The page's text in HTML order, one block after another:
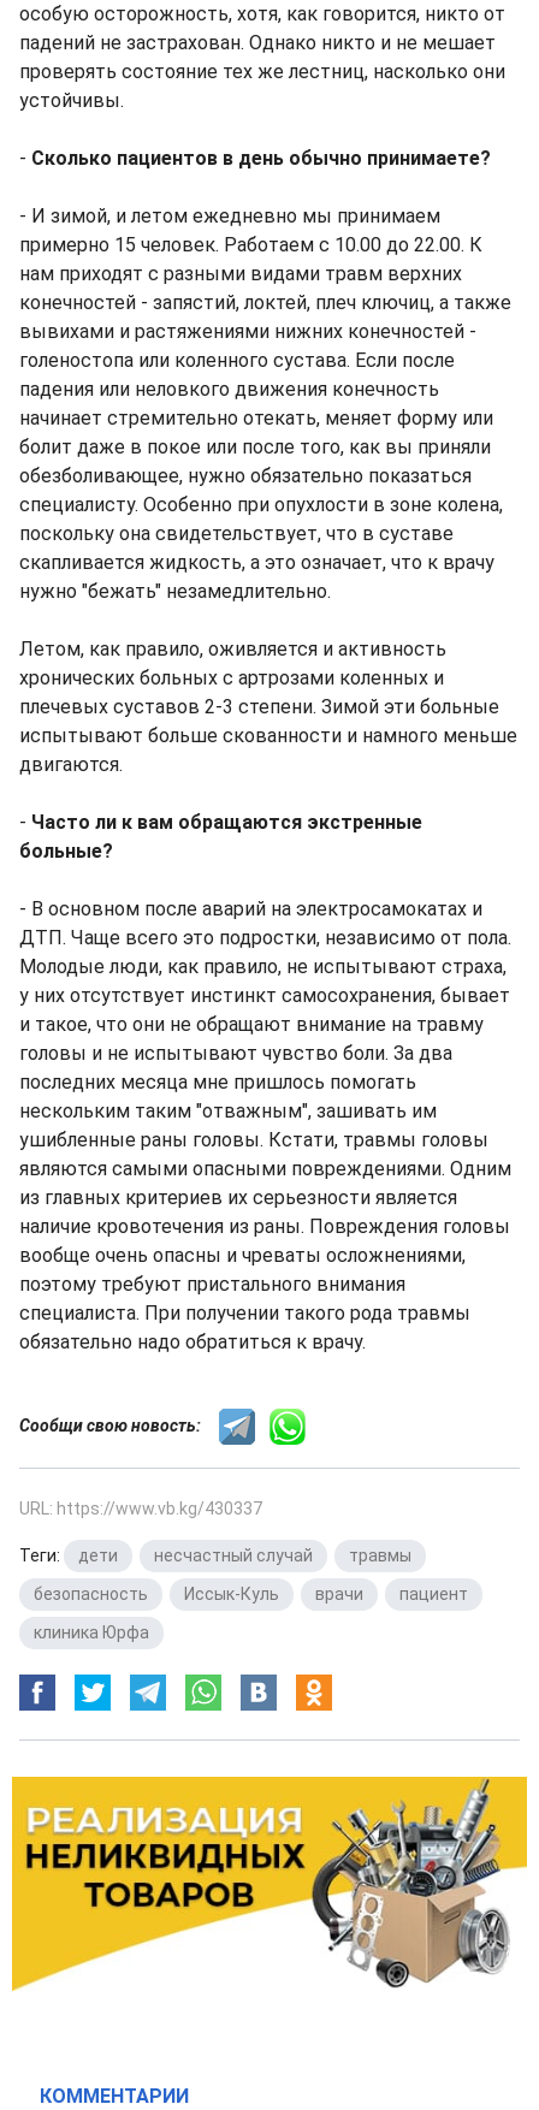
особую осторожность, хотя, как говорится, никто от
падений не застрахован. Однако никто и не мешает
проверять состояние тех же лестниц, насколько они
устойчивы.
- Сколько пациентов в день обычно принимаете?
- И зимой, и летом ежедневно мы принимаем
примерно 15 человек. Работаем с 10.00 до 22.00. К
нам приходят с разными видами травм верхних
конечностей - запястий, локтей, плеч ключиц, а также
вывихами и растяжениями нижних конечностей -
голеностопа или коленного сустава. Если после
падения или неловкого движения конечность
начинает стремительно отекать, меняет форму или
болит даже в покое или после того, как вы приняли
обезболивающее, нужно обязательно показаться
специалисту. Особенно при опухлости в зоне колена,
поскольку она свидетельствует, что в суставе
скапливается жидкость, а это означает, что к врачу
нужно "бежать" незамедлительно.
Летом, как правило, оживляется и активность
хронических больных с артрозами коленных и
плечевых суставов 2-3 степени. Зимой эти больные
испытывают больше скованности и намного меньше
двигаются.
- Часто ли к вам обращаются экстренные
больные?
- В основном после аварий на электросамокатах и
ДТП. Чаще всего это подростки, независимо от пола.
Молодые люди, как правило, не испытывают страха,
у них отсутствует инстинкт самосохранения, бывает
и такое, что они не обращают внимание на травму
головы и не испытывают чувство боли. За два
последних месяца мне пришлось помогать
нескольким таким "отважным", зашивать им
ушибленные раны головы. Кстати, травмы головы
являются самыми опасными повреждениями. Одним
из главных критериев их серьезности является
наличие кровотечения из раны. Повреждения головы
вообще очень опасны и чреваты осложнениями,
поэтому требуют пристального внимания
специалиста. При получении такого рода травмы
обязательно надо обратиться к врачу.
Сообщи свою новость:
URL: https://www.vb.kg/430337
Теги: дети несчастный случай травмы
безопасность
Иссык-Куль врачи пациент
клиника Юрфа
КОММЕНТАРИИ